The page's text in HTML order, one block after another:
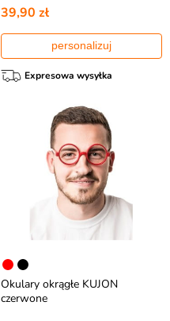
39,90 zł
personalizuj
Expresowa wysyłka
Okulary okrągłe KUJON
czerwone